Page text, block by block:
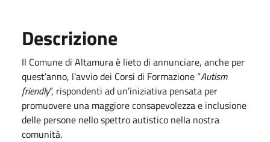
Descrizione
Il Comune di Altamura è lieto di annunciare, anche per
quest’anno, l’avvio dei Corsi di Formazione “Autism
friendly”, rispondenti ad un’iniziativa pensata per
promuovere una maggiore consapevolezza e inclusione
delle persone nello spettro autistico nella nostra
comunità.